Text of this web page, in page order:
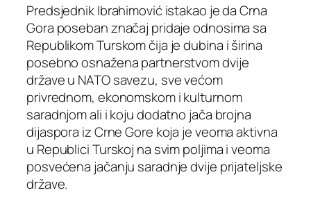
Predsjednik Ibrahimović istakao je da Crna
Gora poseban značaj pridaje odnosima sa
Republikom Turskom čija je dubina i širina
posebno osnažena partnerstvom dvije
države u NATO savezu, sve većom
privrednom, ekonomskom i kulturnom
saradnjom ali i koju dodatno jača brojna
dijaspora iz Crne Gore koja je veoma aktivna
u Republici Turskoj na svim poljima i veoma
posvećena jačanju saradnje dvije prijateljske
države.